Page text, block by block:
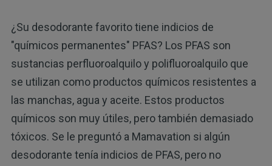
¿Su desodorante favorito tiene indicios de
"químicos permanentes" PFAS? Los PFAS son
sustancias perfluoroalquilo y polifluoroalquilo que
se utilizan como productos químicos resistentes a
las manchas, agua y aceite. Estos productos
químicos son muy útiles, pero también demasiado
tóxicos. Se le preguntó a Mamavation si algún
desodorante tenía indicios de PFAS, pero no